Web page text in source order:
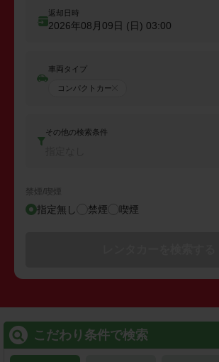
返却日時
2026年08月09日 (日) 03:00
車両タイプ
コンパクトカー
その他の検索条件
禁煙/喫煙
指定無し 禁煙 喫煙
こだわり条件で検索